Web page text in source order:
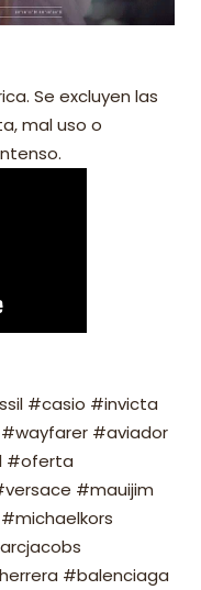
Se excluyen las
mal uso o
#casio #invicta
#aviador
#oferta
#mauijim
#balenciaga